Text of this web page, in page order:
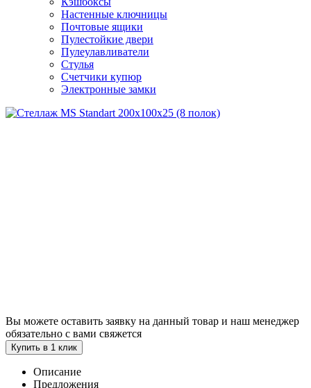
Настенные ключницы
Почтовые ящики
Пулестойкие двери
Пулеулавливатели
Стулья
Счетчики купюр
Электронные замки
Вы можете оставить заявку на данный товар и наш менеджер
обязательно с вами свяжется
Купить в 1 клик
Описание
Предложения